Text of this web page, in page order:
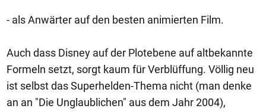
- als Anwärter auf den besten animierten Film.
Auch dass Disney auf der Plotebene auf altbekannte
Formeln setzt, sorgt kaum für Verblüffung. Völlig neu
ist selbst das Superhelden-Thema nicht (man denke
an an "Die Unglaublichen" aus dem Jahr 2004),